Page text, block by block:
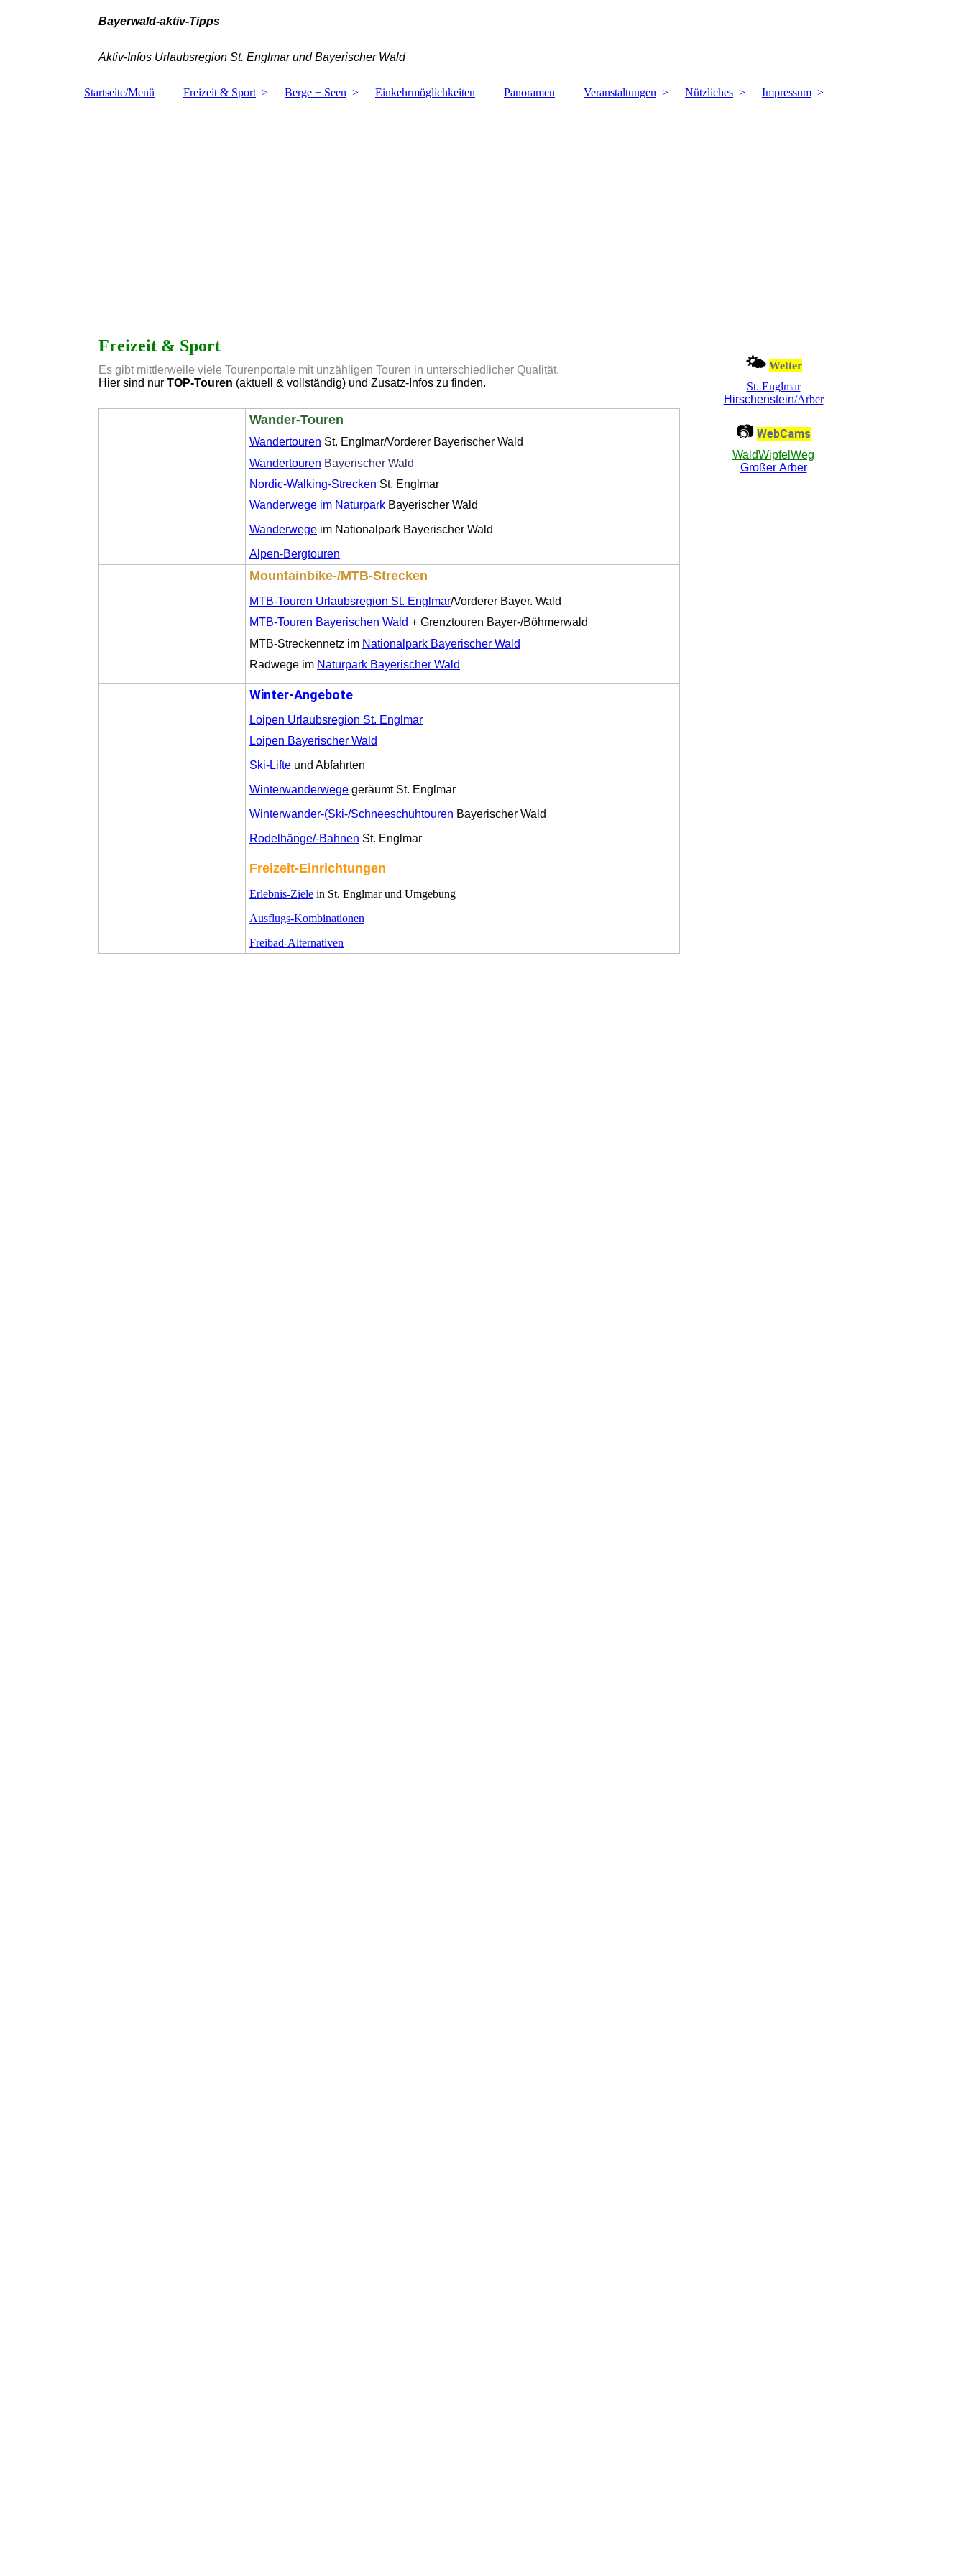
Bayerwald-aktiv-Tipps
Aktiv-Infos Urlaubsregion St. Englmar und Bayerischer Wald
Startseite/Menü Freizeit & Sport Berge + Seen Einkehrmöglichkeiten Panoramen Veranstaltungen Nützliches Impressum
Freizeit & Sport
Es gibt mittlerweile viele Tourenportale mit unzähligen Touren in unterschiedlicher Qualität.
Hier sind nur TOP-Touren (aktuell & vollständig) und Zusatz-Infos zu finden.
Wander-Touren
Wandertouren St. Englmar/Vorderer Bayerischer Wald
Wandertouren Bayerischer Wald
Nordic-Walking-Strecken St. Englmar
Wanderwege im Naturpark Bayerischer Wald
Wanderwege im Nationalpark Bayerischer Wald
Alpen-Bergtouren
Mountainbike-/MTB-Strecken
MTB-Touren Urlaubsregion St. Englmar/Vorderer Bayer. Wald
MTB-Touren Bayerischen Wald + Grenztouren Bayer-/Böhmerwald
MTB-Streckennetz im Nationalpark Bayerischer Wald
Radwege im Naturpark Bayerischer Wald
Winter-Angebote
Loipen Urlaubsregion St. Englmar
Loipen Bayerischer Wald
Ski-Lifte und Abfahrten
Winterwanderwege geräumt St. Englmar
Winterwander-(Ski-/Schneeschuhtouren Bayerischer Wald
Rodelhänge/-Bahnen St. Englmar
Freizeit-Einrichtungen
Erlebnis-Ziele in St. Englmar und Umgebung
Ausflugs-Kombinationen
Freibad-Alternativen
🌤 Wetter
St. Englmar
Hirschenstein/Arber
📷 WebCams
WaldWipfelWeg
Großer Arber